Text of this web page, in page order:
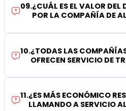
09.¿CUÁL ES EL VALOR DEL
POR LA COMPAÑÍA DE
10.¿TODAS LAS
OFRECEN SERVICIO DE
11.¿ES MÁS ECONÓMICO
LLAMANDO A SERVICIO